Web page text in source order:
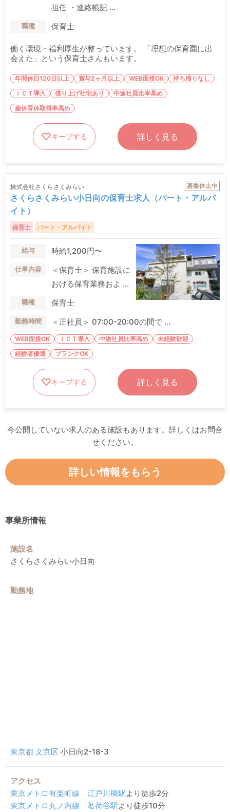
担任 ・連絡帳記 ...
職種 保育士
働く環境・福利厚生が整っています。 「理想の保育園に出
会えた」という保育士さんもいます。
年間休日120日以上 賞与2ヶ月以上 WEB面接OK
持ち帰りなし
ＩＣＴ導入
借り上げ社宅あり
中途社員比率高め
産休育休取得率高め
キープする 詳しく見る
募集休止中
株式会社さくらさくみらい
さくらさくみらい小日向の保育士求人（パート・アルバ
イト）
保育士 パート・アルバイト
給与 時給1,200円〜
仕事内容
＜保育士＞ 保育施設に
おける保育業務およ ...
職種 保育士
勤務時間 ＜正社員＞ 07:00-20:00の間で ...
WEB面接OK ＩＣＴ導入 中途社員比率高め
未経験歓迎
経験者優遇
ブランクOK
キープする 詳しく見る
今公開していない求人のある施設もあります。詳しくはお問合
せください。
詳しい情報をもらう
事業所情報
施設名
さくらさくみらい小日向
勤務地
東京都 文京区 小日向2-18-3
アクセス
東京メトロ有楽町線
江戸川橋駅より徒歩2分
東京メトロ丸ノ内線
茗荷谷駅より徒歩10分